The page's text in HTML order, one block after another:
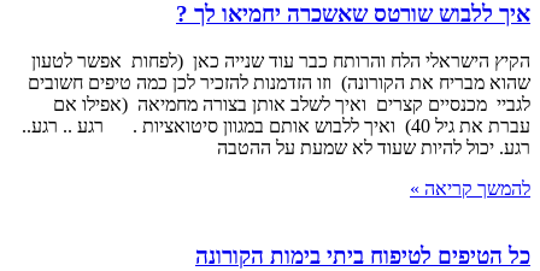
איך ללבוש שורטס שאשכרה יחמיאו לך ?
הקיץ הישראלי הלח והרותח כבר עוד שנייה כאן (לפחות אפשר לטעון
שהוא מבריח את הקורונה) וזו הזדמנות להזכיר לכן כמה טיפים חשובים
לגביי מכנסיים קצרים ואיך לשלב אותן בצורה מחמיאה (אפילו אם
עברת את גיל 40) ואיך ללבוש אותם במגוון סיטואציות . רגע .. רגע..
רגע. יכול להיות שעוד לא שמעת על ההטבה
להמשך קריאה »
כל הטיפים לטיפוח ביתי בימות הקורונה